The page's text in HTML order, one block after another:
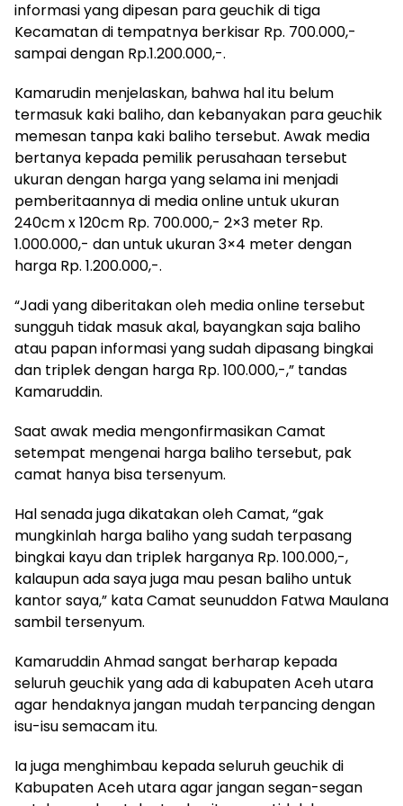
informasi yang dipesan para geuchik di tiga
Kecamatan di tempatnya berkisar Rp. 700.000,-
sampai dengan Rp.1.200.000,-.
Kamarudin menjelaskan, bahwa hal itu belum
termasuk kaki baliho, dan kebanyakan para geuchik
memesan tanpa kaki baliho tersebut. Awak media
bertanya kepada pemilik perusahaan tersebut
ukuran dengan harga yang selama ini menjadi
pemberitaannya di media online untuk ukuran
240cm x 120cm Rp. 700.000,- 2×3 meter Rp.
1.000.000,- dan untuk ukuran 3×4 meter dengan
harga Rp. 1.200.000,-.
“Jadi yang diberitakan oleh media online tersebut
sungguh tidak masuk akal, bayangkan saja baliho
atau papan informasi yang sudah dipasang bingkai
dan triplek dengan harga Rp. 100.000,-,” tandas
Kamaruddin.
Saat awak media mengonfirmasikan Camat
setempat mengenai harga baliho tersebut, pak
camat hanya bisa tersenyum.
Hal senada juga dikatakan oleh Camat, “gak
mungkinlah harga baliho yang sudah terpasang
bingkai kayu dan triplek harganya Rp. 100.000,-,
kalaupun ada saya juga mau pesan baliho untuk
kantor saya,” kata Camat seunuddon Fatwa Maulana
sambil tersenyum.
Kamaruddin Ahmad sangat berharap kepada
seluruh geuchik yang ada di kabupaten Aceh utara
agar hendaknya jangan mudah terpancing dengan
isu-isu semacam itu.
Ia juga menghimbau kepada seluruh geuchik di
Kabupaten Aceh utara agar jangan segan-segan